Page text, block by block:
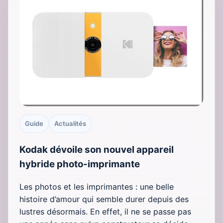
Guide Actualités
Kodak dévoile son nouvel appareil
hybride photo-imprimante
Les photos et les imprimantes : une belle
histoire d’amour qui semble durer depuis des
lustres désormais. En effet, il ne se passe pas